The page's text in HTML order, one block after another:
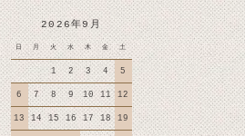
2026年9月
日 月 火 水 木 金 土
1 2 3 4 5
6 7 8 9 10 11 12
13 14 15 16 17 18 19